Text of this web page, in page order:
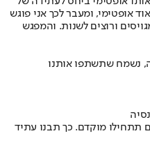
אופטימי, ומעבר לכך אני פוגש
ורוצים לשנות. והמפגש
נשמח שתשתפו אותנו
תתחילו מוקדם. כך תבנו עתיד